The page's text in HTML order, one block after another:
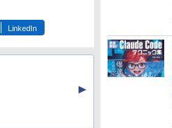
カラーディスプ
64GBストレー
自動調整、色調
付き、グラファ
LinkedIn
▲